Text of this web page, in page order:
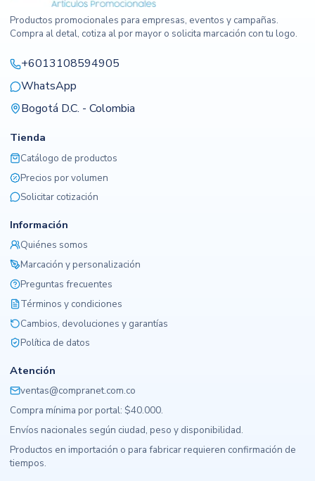
Productos promocionales para empresas, eventos y campañas.
Compra al detal, cotiza al por mayor o solicita marcación con tu logo.
+6013108594905
WhatsApp
Bogotá D.C. - Colombia
Tienda
Catálogo de productos
Precios por volumen
Solicitar cotización
Información
Quiénes somos
Marcación y personalización
Preguntas frecuentes
Términos y condiciones
Cambios, devoluciones y garantías
Política de datos
Atención
ventas@compranet.com.co
Compra mínima por portal: $40.000.
Envíos nacionales según ciudad, peso y disponibilidad.
Productos en importación o para fabricar requieren confirmación de
tiempos.